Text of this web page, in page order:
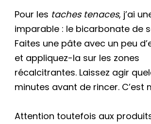
Pour les taches tenaces, j’ai
imparable : le bicarbonate de
Faites une pâte avec un peu
et appliquez-la sur les zones
récalcitrantes. Laissez agir
minutes avant de rincer. C’est
Attention toutefois aux